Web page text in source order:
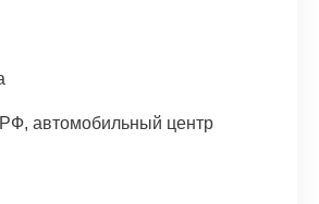
автомобильный центр